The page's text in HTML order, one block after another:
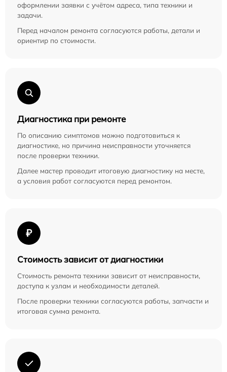
оформлении заявки с учётом адреса, типа техники и
задачи.
Перед началом ремонта согласуются работы, детали и
ориентир по стоимости.
Диагностика при ремонте
По описанию симптомов можно подготовиться к
диагностике, но причина неисправности уточняется
после проверки техники.
Далее мастер проводит итоговую диагностику на месте,
а условия работ согласуются перед ремонтом.
₽
Стоимость зависит от диагностики
Стоимость ремонта техники зависит от неисправности,
доступа к узлам и необходимости деталей.
После проверки техники согласуются работы, запчасти и
итоговая сумма ремонта.